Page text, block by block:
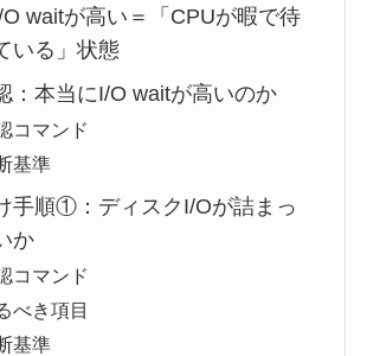
waitが高い＝「CPUが暇で待
いる」状態
：本当にI/O waitが高いのか
コマンド
基準
手順①：ディスクI/Oが詰まっ
か
コマンド
べき項目
基準